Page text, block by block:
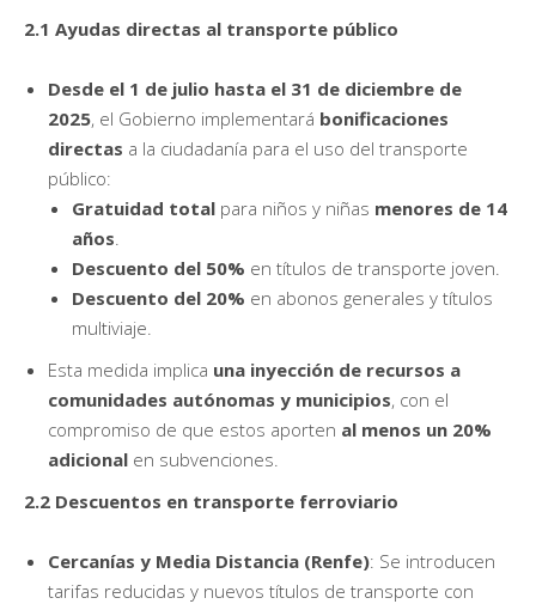
2.1 Ayudas directas al transporte público
Desde el 1 de julio hasta el 31 de diciembre de
2025, el Gobierno implementará bonificaciones
directas a la ciudadanía para el uso del transporte
público:
Gratuidad total para niños y niñas menores de 14
años
Descuento del 50% en títulos de transporte joven.
Descuento del 20% en abonos generales y títulos
multiviaje.
Esta medida implica una inyección de recursos a
comunidades autónomas y municipios, con el
compromiso de que estos aporten al menos un 20%
adicional en subvenciones.
2.2 Descuentos en transporte ferroviario
Cercanías y Media Distancia (Renfe): Se introducen
tarifas reducidas y nuevos títulos de transporte con